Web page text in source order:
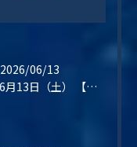
2026/06/13
🌌6月13日（土） 【梅雨の不調・不眠・眼精疲労に。星空の癒し空間で心と頭をリセットしませんか？】